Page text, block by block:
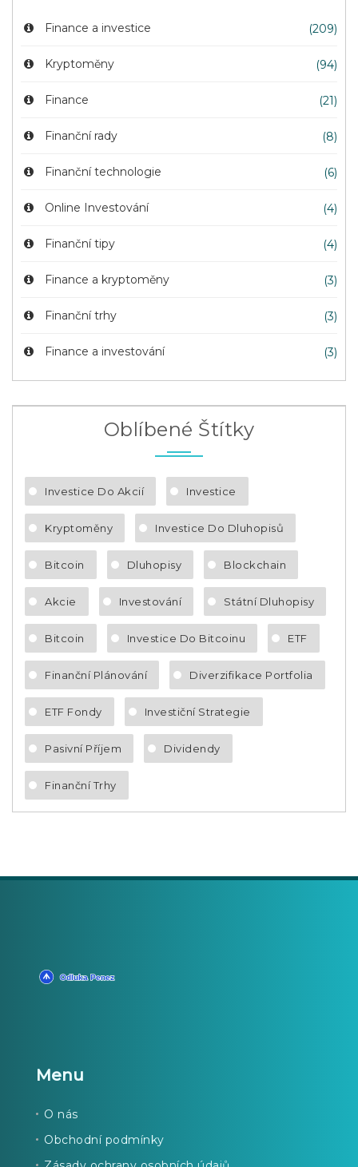
Finance a investice (209)
Kryptoměny (94)
Finance (21)
Finanční rady (8)
Finanční technologie (6)
Online Investování (4)
Finanční tipy (4)
Finance a kryptoměny (3)
Finanční trhy (3)
Finance a investování (3)
Oblíbené Štítky
Investice Do Akcií Investice
Kryptoměny Investice Do Dluhopisů
Bitcoin Dluhopisy Blockchain
Akcie Investování Státní Dluhopisy
Bitcoin Investice Do Bitcoinu ETF
Finanční Plánování Diverzifikace Portfolia
ETF Fondy Investiční Strategie
Pasivní Příjem Dividendy
Finanční Trhy
Menu
O nás
Obchodní podmínky